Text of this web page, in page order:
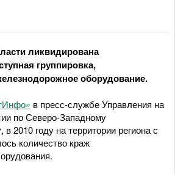
ликвидирована
группировка,
оборудование.
в пресс-службе Управления на
по Северо-Западному
2010 году на территории региона с
количество краж